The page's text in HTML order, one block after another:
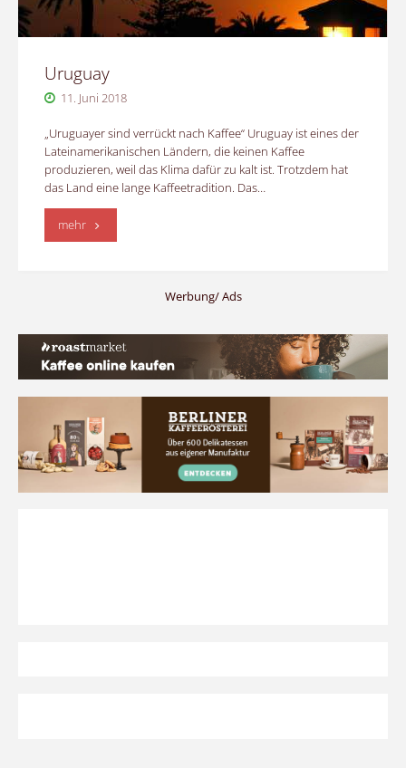
Uruguay
11. Juni 2018
„Uruguayer sind verrückt nach Kaffee“ Uruguay ist eines der
Lateinamerikanischen Ländern, die keinen Kaffee
produzieren, weil das Klima dafür zu kalt ist. Trotzdem hat
das Land eine lange Kaffeetradition. Das…
mehr"Uruguay"
Werbung/ Ads